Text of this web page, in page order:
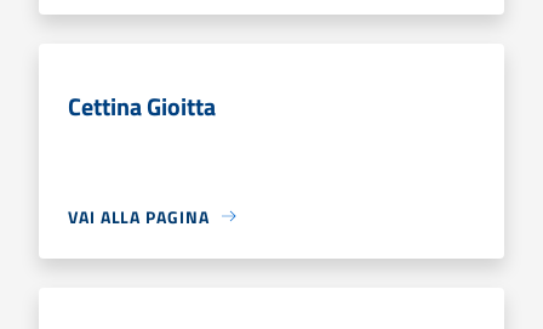
Cettina Gioitta
VAI ALLA PAGINA